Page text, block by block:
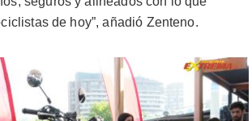
de hoy”, añadió Zenteno.